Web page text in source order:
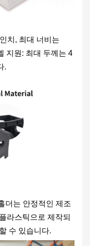
치, 최대 너비는
지원: 최대 두께는 4
.
더는 안정적인 제조
라스틱으로 제작되
수 있습니다.